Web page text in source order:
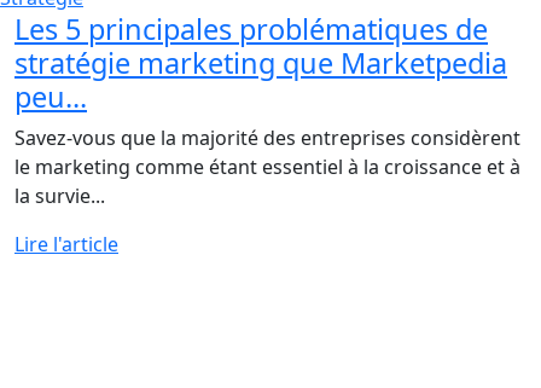
Les 5 principales problématiques de
stratégie marketing que Marketpedia
peu...
Savez-vous que la majorité des entreprises considèrent
le marketing comme étant essentiel à la croissance et à
la survie...
Lire l'article